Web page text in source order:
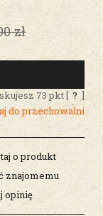
zł
73pkt [ ? ]
do przechowalni
o produkt
znajomemu
opinię